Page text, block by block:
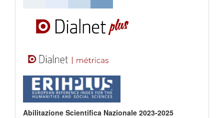
Abilitazione Scientifica Nazionale 2023-2025